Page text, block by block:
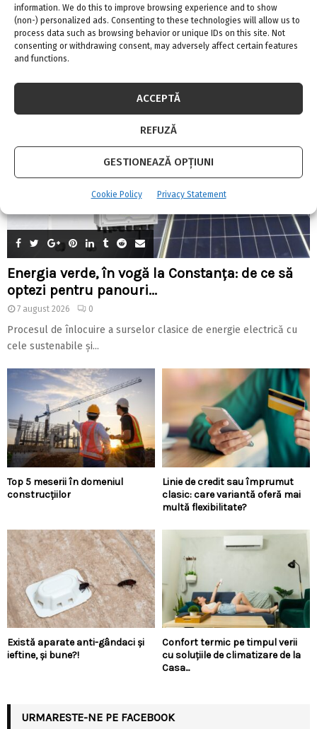
information. We do this to improve browsing experience and to show
(non-) personalized ads. Consenting to these technologies will allow us to
process data such as browsing behavior or unique IDs on this site. Not
consenting or withdrawing consent, may adversely affect certain features
and functions.
ACCEPTĂ
REFUZĂ
GESTIONEAZĂ OPȚIUNI
Cookie Policy Privacy Statement
CELE MAI CITITE
Energia verde, în vogă la Constanța: de ce să
optezi pentru panouri...
7 august 2026 0
Procesul de înlocuire a surselor clasice de energie electrică cu
cele sustenabile și...
Top 5 meserii în domeniul
construcțiilor
Linie de credit sau împrumut
clasic: care variantă oferă mai
multă flexibilitate?
Există aparate anti-gândaci și
ieftine, și bune?!
Confort termic pe timpul verii
cu soluțiile de climatizare de la
Casa...
URMARESTE-NE PE FACEBOOK